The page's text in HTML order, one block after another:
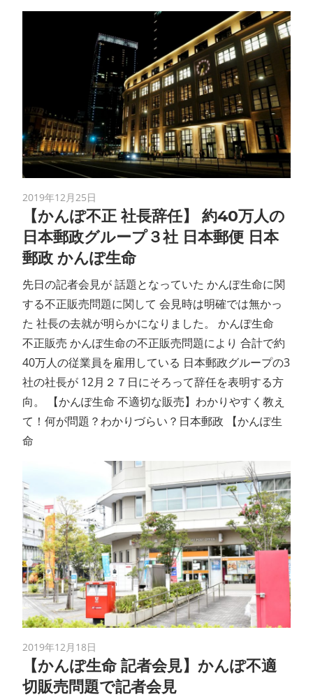
2019年12月25日
【かんぽ不正 社長辞任】 約40万人の
日本郵政グループ３社 日本郵便 日本
郵政 かんぽ生命
先日の記者会見が 話題となっていた かんぽ生命に関
する不正販売問題に関して 会見時は明確では無かっ
た 社長の去就が明らかになりました。 かんぽ生命
不正販売 かんぽ生命の不正販売問題により 合計で約
40万人の従業員を雇用している 日本郵政グループの3
社の社長が 12月２７日にそろって辞任を表明する方
向。 【かんぽ生命 不適切な販売】わかりやすく教え
て！何が問題？わかりづらい？日本郵政 【かんぽ生
命
2019年12月18日
【かんぽ生命 記者会見】かんぽ不適
切販売問題で記者会見